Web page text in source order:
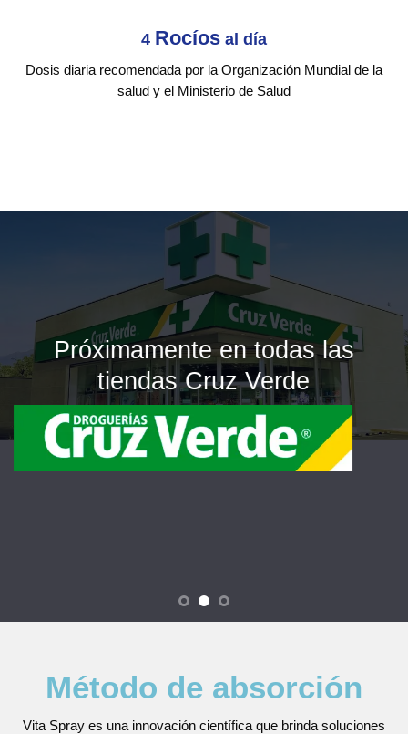
4 Rocíos al día
Dosis diaria recomendada por la Organización Mundial de la
salud y el Ministerio de Salud
Próximamente en todas las
tiendas La Rebaja
Método de absorción
Vita Spray es una innovación científica que brinda soluciones